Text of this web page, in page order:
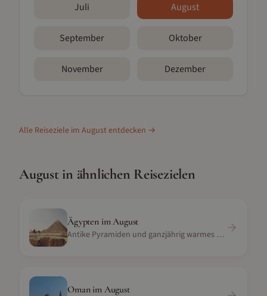
Juli August
September Oktober
November Dezember
Alle Reiseziele im Augustentdecken →
Augustin ähnlichen Reisezielen
ÄgyptenimAugust
Antike Pyramiden und ganzjährig warmes Wüstenklima
Omanim August